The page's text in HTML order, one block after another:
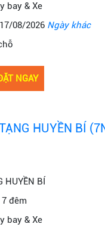
bay & Xe
17/08/2026 Ngày khác
HUYỀN BÍ
HUYỀN BÍ
đêm
bay & Xe